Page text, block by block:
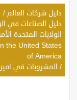
دليل شركات العالم /
دليل الصناعات في
the United States
of America
/ المشروبات في